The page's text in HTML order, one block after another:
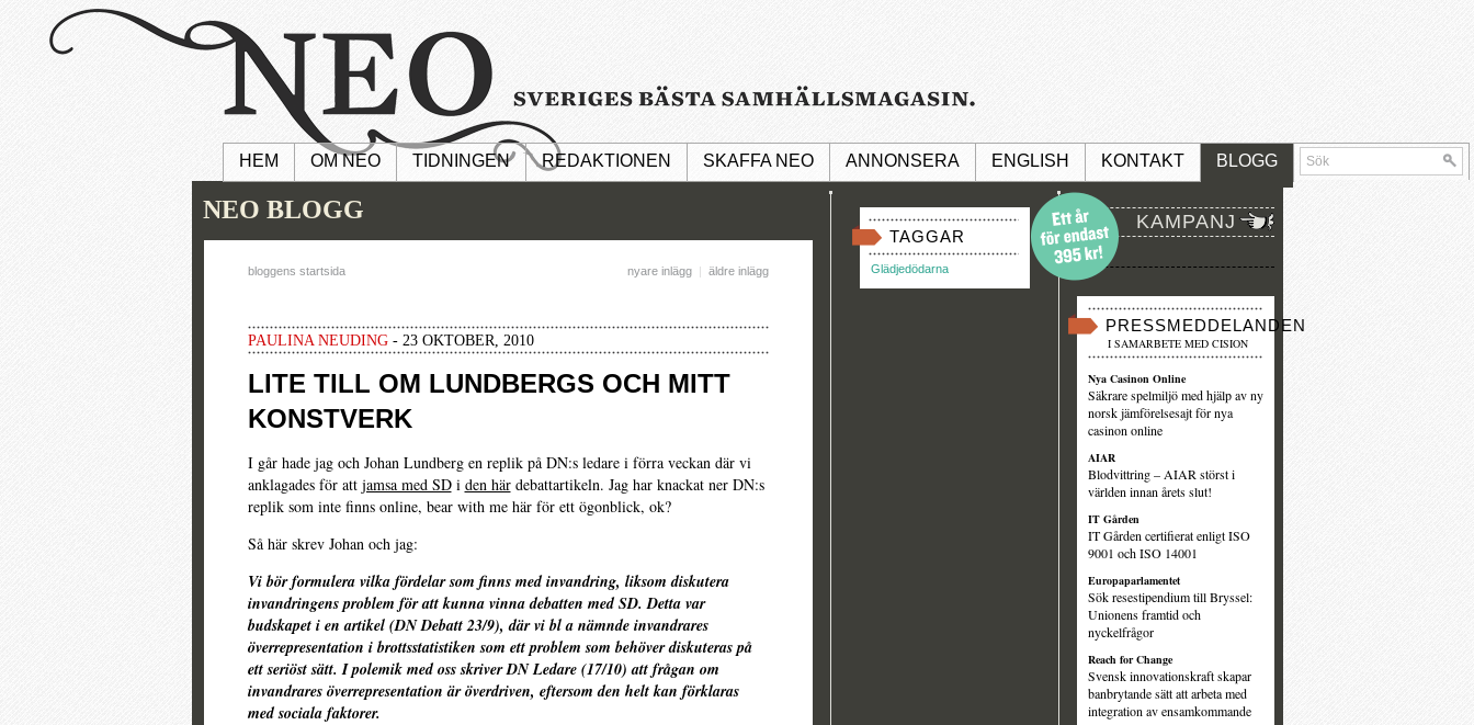
HEM OM NEO TIDNINGEN REDAKTIONEN SKAFFA NEO ANNONSERA ENGLISH KONTAKT BLOGG
NEO BLOGG
bloggens startsida nyare inlägg | äldre inlägg
PAULINA NEUDING- 23 OKTOBER, 2010
LITE TILL OM LUNDBERGS OCH MITT
KONSTVERK
I går hade jag och Johan Lundberg en replik på DN:s ledare i förra veckan där vi
anklagades för att jamsa med SDi den härdebattartikeln. Jag har knackat ner DN:s
replik som inte finns online, bear with me här för ett ögonblick, ok?
Så här skrev Johan och jag:
Vi bör formulera vilka fördelar som finns med invandring, liksom diskutera
invandringens problem för att kunna vinna debatten med SD. Detta var
budskapet i en artikel (DN Debatt 23/9), där vi bl a nämnde invandrares
överrepresentation i brottsstatistiken som ett problem som behöver diskuteras på
ett seriöst sätt. I polemik med oss skriver DN Ledare (17/10) att frågan om
invandrares överrepresentation är överdriven, eftersom den helt kan förklaras
med sociala faktorer.
TAGGAR
Glädjedödarna
KAMPANJ
PRESSMEDDELANDEN
I SAMARBETE MED CISION
Nya Casinon Online
Säkrare spelmiljö med hjälp av ny
norsk jämförelsesajt för nya
casinon online
AIAR
Blodvittring – AIAR störst i
världen innan årets slut!
IT Gården
IT Gården certifierat enligt ISO
9001 och ISO 14001
Europaparlamentet
Sök resestipendium till Bryssel:
Unionens framtid och
nyckelfrågor
Reach for Change
Svensk innovationskraft skapar
banbrytande sätt att arbeta med
integration av ensamkommande